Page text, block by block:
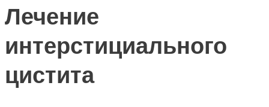
Лечение
интерстициального
цистита